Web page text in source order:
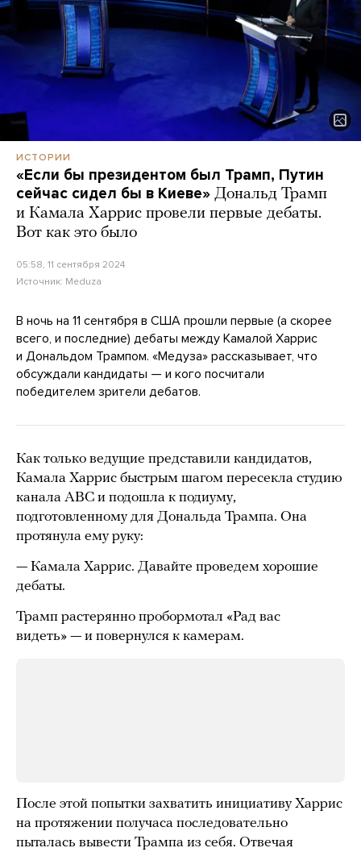
ИСТОРИИ
«Если бы президентом был Трамп, Путин
сейчас сидел бы в Киеве» Дональд Трамп
и Камала Харрис провели первые дебаты.
Вот как это было
05:58, 11 сентября 2024
Источник: Meduza
В ночь на 11 сентября в США прошли первые (а скорее
всего, и последние) дебаты между Камалой Харрис
и Дональдом Трампом. «Медуза» рассказывает, что
обсуждали кандидаты — и кого посчитали
победителем зрители дебатов.
Как только ведущие представили кандидатов,
Камала Харрис быстрым шагом пересекла студию
канала ABC и подошла к подиуму,
подготовленному для Дональда Трампа. Она
протянула ему руку:
— Камала Харрис. Давайте проведем хорошие
дебаты.
Трамп растерянно пробормотал «Рад вас
видеть» — и повернулся к камерам.
После этой попытки захватить инициативу Харрис
на протяжении получаса последовательно
пыталась вывести Трампа из себя. Отвечая